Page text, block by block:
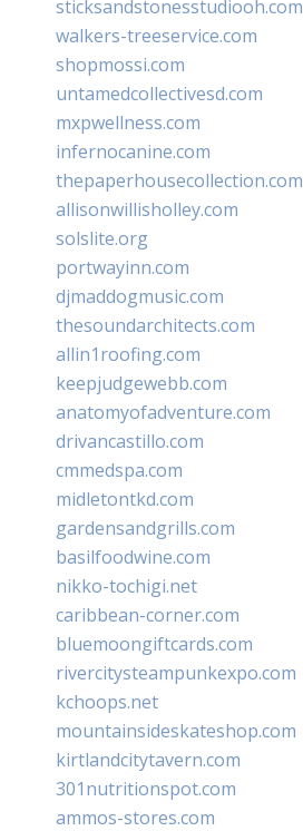
sticksandstonesstudiooh.com
walkers-treeservice.com
shopmossi.com
untamedcollectivesd.com
mxpwellness.com
infernocanine.com
thepaperhousecollection.com
allisonwillisholley.com
solslite.org
portwayinn.com
djmaddogmusic.com
thesoundarchitects.com
allin1roofing.com
keepjudgewebb.com
anatomyofadventure.com
drivancastillo.com
cmmedspa.com
midletontkd.com
gardensandgrills.com
basilfoodwine.com
nikko-tochigi.net
caribbean-corner.com
bluemoongiftcards.com
rivercitysteampunkexpo.com
kchoops.net
mountainsideskateshop.com
kirtlandcitytavern.com
301nutritionspot.com
ammos-stores.com